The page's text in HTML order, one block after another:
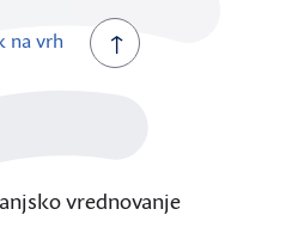
na vrh
vrednovanje